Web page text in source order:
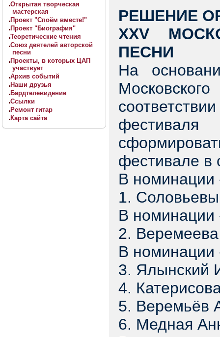
Открытая творческая
мастерская
Проект "Споём вместе!"
Проект "Биография"
Теоретические чтения
Союз деятелей авторской
песни
Проекты, в которых ЦАП
участвует
Архив событий
Наши друзья
Бардтелевидение
Ссылки
Ремонт гитар
Карта сайта
РЕШЕНИЕ
XXV
ПЕСНИ
На
фестивале в
В номинации
1.
В номинации
2.
В номинации
3. Ялынский
4.
5. Веремьёв
6. Медная